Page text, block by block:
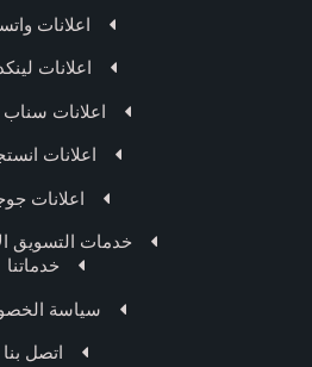
اعلانات
اعلانات
اعلانات
اعلانات
اعلانات
خدمات التسويق
خدماتنا
سياسة
اتصل بنا